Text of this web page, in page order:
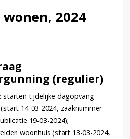
2024
(regulier)
starten tijdelijke dagopvang
14-03-2024, zaaknummer
19-03-2024);
woonhuis (start 13-03-2024,